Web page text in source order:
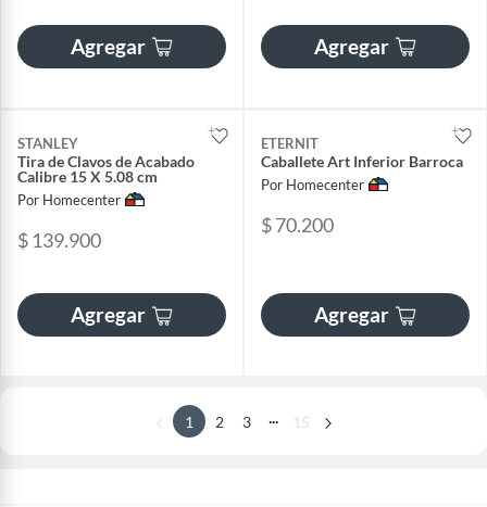
Agregar Agregar
STANLEY
Tira de Clavos de Acabado
Calibre 15 X 5.08 cm
Por Homecenter
$ 139.900
Agregar
ETERNIT
Caballete Art Inferior Barroca
Por Homecenter
$ 70.200
Agregar
1 2 3 ... 15